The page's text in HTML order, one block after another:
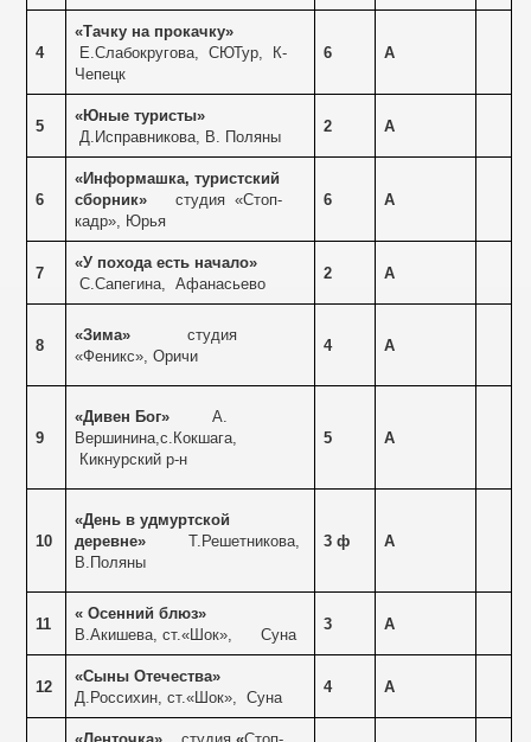
4
«Тачку на прокачку»
Е.Слабокругова,
СЮТур,
К-
Чепецк
6 А
5
«Юные туристы»
Д.Исправникова, В. Поляны
2 А
6
«Информашка, туристский
сборник»
студия «Стоп-
кадр», Юрья
6 А
7
«У похода есть начало»
С.Сапегина,
Афанасьево
2 А
8
«Зима»
студия
«Феникс», Оричи
4 А
9
«Дивен Бог»
А.
Вершинина,с.Кокшага,
Кикнурский р-н
5 А
10
«День в удмуртской
деревне»
Т.Решетникова,
В.Поляны
3 ф А
11
« Осенний блюз»
В.Акишева, ст.«Шок»,
Суна
3 А
12
«Сыны Отечества»
Д.Россихин, ст.«Шок»,
Суна
4 А